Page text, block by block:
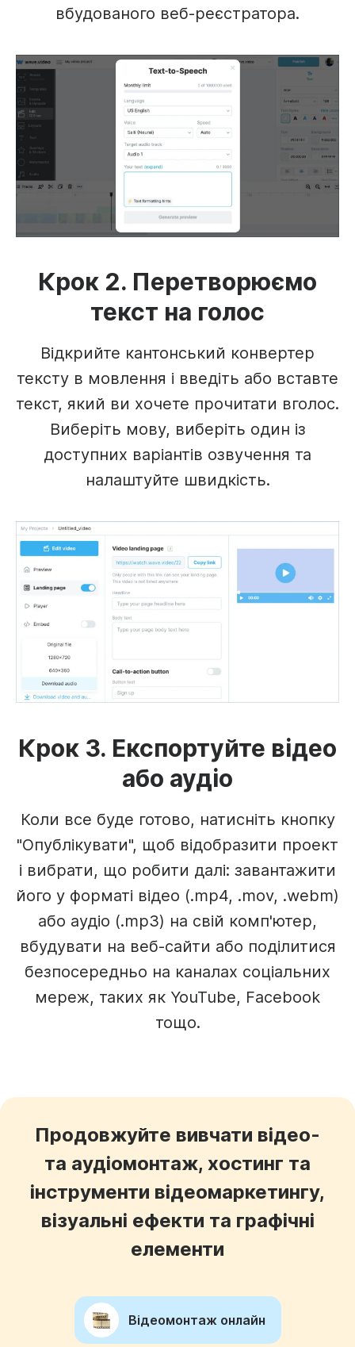
вбудованого веб-реєстратора.
Крок 2. Перетворюємо
текст на голос
Відкрийте кантонський конвертер
тексту в мовлення і введіть або вставте
текст, який ви хочете прочитати вголос.
Виберіть мову, виберіть один із
доступних варіантів озвучення та
налаштуйте швидкість.
Крок 3. Експортуйте відео
або аудіо
Коли все буде готово, натисніть кнопку
"Опублікувати", щоб відобразити проект
і вибрати, що робити далі: завантажити
його у форматі відео (.mp4, .mov, .webm)
або аудіо (.mp3) на свій комп'ютер,
вбудувати на веб-сайти або поділитися
безпосередньо на каналах соціальних
мереж, таких як YouTube, Facebook
тощо.
Продовжуйте вивчати відео-
та аудіомонтаж, хостинг та
інструменти відеомаркетингу,
візуальні ефекти та графічні
елементи
Відеомонтаж онлайн